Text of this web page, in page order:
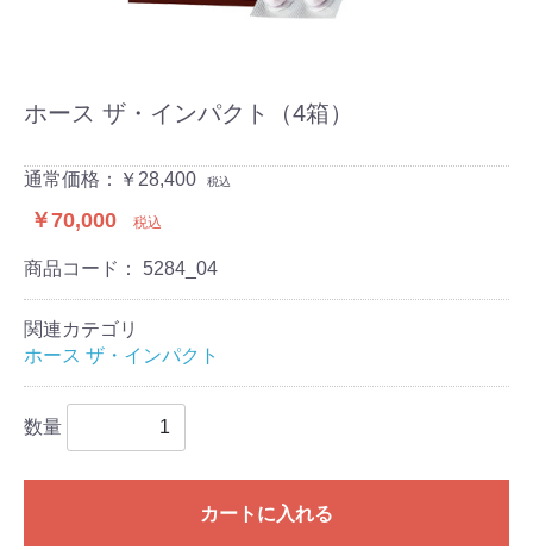
ホース ザ・インパクト（4箱）
通常価格：￥28,400 税込
￥70,000 税込
商品コード： 5284_04
関連カテゴリ
ホース ザ・インパクト
数量
カートに入れる